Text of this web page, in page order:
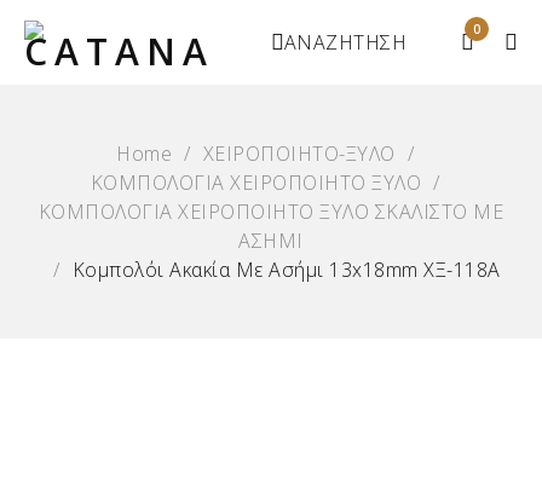
0
ΑΝΑΖΗΤΗΣΗ
Home / ΧΕΙΡΟΠΟΙΗΤΟ-ΞΥΛΟ /
ΚΟΜΠΟΛΟΓΙΑ ΧΕΙΡΟΠΟΙΗΤΟ ΞΥΛΟ /
ΚΟΜΠΟΛΟΓΙΑ ΧΕΙΡΟΠΟΙΗΤΟ ΞΥΛΟ ΣΚΑΛΙΣΤΟ ΜΕ
ΑΣΗΜΙ
/ Κομπολόι Ακακία Με Ασήμι 13x18mm ΧΞ-118Α